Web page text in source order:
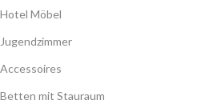
Hotel Möbel
Jugendzimmer
Accessoires
Betten mit Stauraum